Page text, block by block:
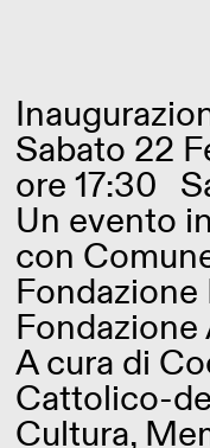
Sabato 22
ore 17:30
Un evento
con
Fondazione
A cura di
Cattolico-
Cultura,